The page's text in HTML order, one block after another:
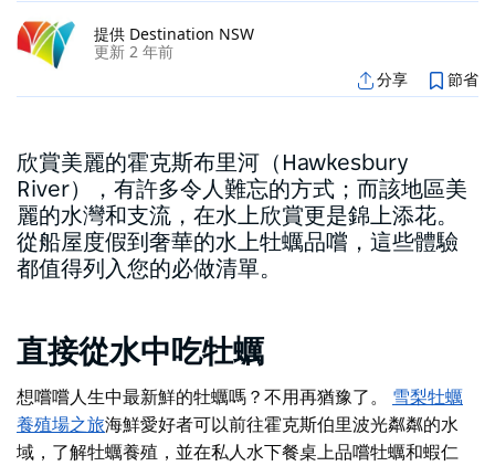
提供 Destination NSW
更新 2 年前
分享 節省
欣賞美麗的霍克斯布里河（Hawkesbury
River），有許多令人難忘的方式；而該地區美
麗的水灣和支流，在水上欣賞更是錦上添花。
從船屋度假到奢華的水上牡蠣品嚐，這些體驗
都值得列入您的必做清單。
直接從水中吃牡蠣
想嚐嚐人生中最新鮮的牡蠣嗎？不用再猶豫了。
雪梨牡蠣
養殖場之旅海鮮愛好者可以前往霍克斯伯里波光粼粼的水
域，了解牡蠣養殖，並在私人水下餐桌上品嚐牡蠣和蝦仁